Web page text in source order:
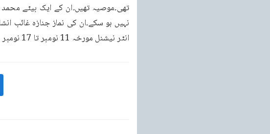
انٹر نیشنل مورخہ 11 نومبر تا 17 نومبر 2011 ، جلد 18 شماره 45 صفحہ 5 تا 9)